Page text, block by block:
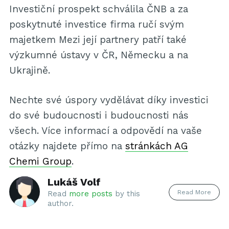
Investiční prospekt schválila ČNB a za
poskytnuté investice firma ručí svým
majetkem Mezi její partnery patří také
výzkumné ústavy v ČR, Německu a na
Ukrajině.
Nechte své úspory vydělávat díky investici
do své budoucnosti i budoucnosti nás
všech. Více informací a odpovědí na vaše
otázky najdete přímo na stránkách AG
Chemi Group.
Lukáš Volf
Read more posts by this
author.
Read More